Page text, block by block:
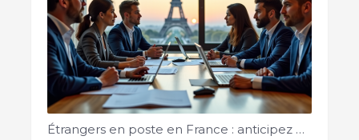
Étrangers en poste en France : anticipez …